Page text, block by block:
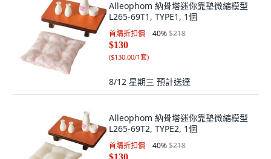
Alleophom 納骨塔迷你靠墊微縮模型
L265-69T1, TYPE1, 1個
首購折扣價 40%$218
$130
($130.00/1套)
8/12 星期三 預計送達
Alleophom 納骨塔迷你靠墊微縮模型
L265-69T2, TYPE2, 1個
首購折扣價 40%$218
$130